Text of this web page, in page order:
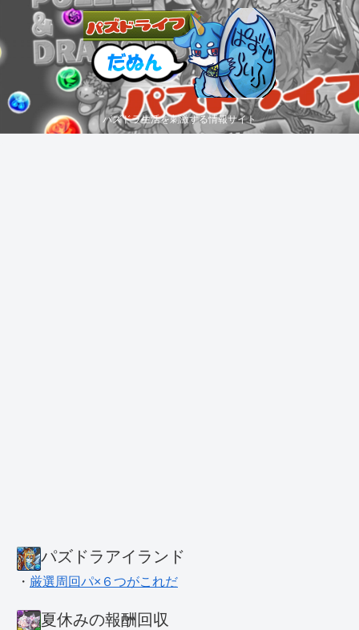
パズドラ生活を刺激する情報サイト
パズドラアイランド
・ 厳選周回パ×６つがこれだ
夏休みの報酬回収